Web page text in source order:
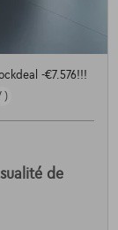
-€7.576!!!
)
de